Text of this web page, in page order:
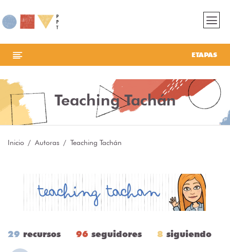
ETAPAS
Teaching Tachán
Inicio Autoras Teaching Tachán
29 recursos 96 seguidores 8 siguiendo